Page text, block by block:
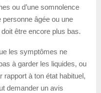
ou d’une somnolence
personne âgée ou une
être encore plus bas.
les symptômes ne
à garder les liquides, ou
rapport à ton état habituel,
demander un avis